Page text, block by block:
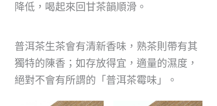
降低，喝起來回甘茶韻順滑。
普洱茶生茶會有清新香味，熟茶則帶有其
獨特的陳香；如存放得宜，適量的濕度，
絕對不會有所謂的「普洱茶霉味」。